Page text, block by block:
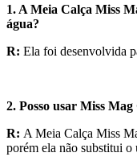
1. A Meia Calça Miss
água?
R: Ela foi desenvolvida
2. Posso usar Miss
R: A Meia Calça Miss
porém ela não substitui o